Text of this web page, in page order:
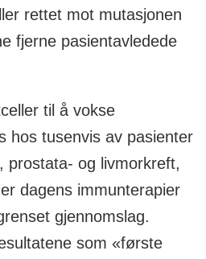
rettet mot mutasjonen
fjerne pasientavledede
til å vokse
hos tusenvis av pasienter
og livmorkreft,
dagens immunterapier
gjennomslag.
som «første